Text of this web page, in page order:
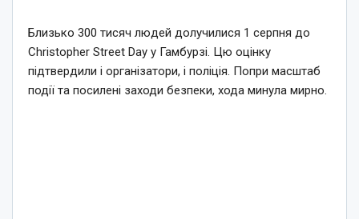
Близько 300 тисяч людей долучилися 1 серпня до
Christopher Street Day у Гамбурзі. Цю оцінку
підтвердили і організатори, і поліція. Попри масштаб
події та посилені заходи безпеки, хода минула мирно.